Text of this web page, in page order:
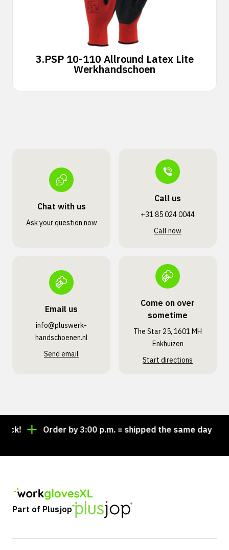
3.PSP 10-110 Allround Latex Lite
Werkhandschoen
Chat with us
Ask your question now
Call us
+31 85 024 0044
Call now
Email us
info@pluswerk­
handschoenen.nl
Send email
Come on over
sometime
The Star 25, 1601 MH
Enkhuizen
Start directions
Order by 3:00 p.m. = shipped the same day
Part of Plusjop